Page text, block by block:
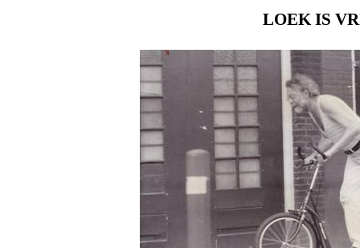
LOEK IS